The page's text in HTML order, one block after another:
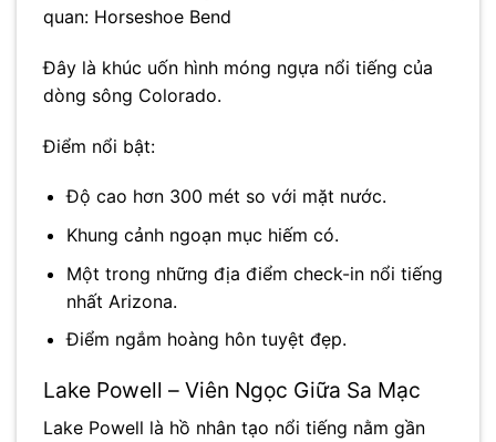
quan: Horseshoe Bend
Đây là khúc uốn hình móng ngựa nổi tiếng của
dòng sông Colorado.
Điểm nổi bật:
Độ cao hơn 300 mét so với mặt nước.
Khung cảnh ngoạn mục hiếm có.
Một trong những địa điểm check-in nổi tiếng
nhất Arizona.
Điểm ngắm hoàng hôn tuyệt đẹp.
Lake Powell – Viên Ngọc Giữa Sa Mạc
Lake Powell là hồ nhân tạo nổi tiếng nằm gần